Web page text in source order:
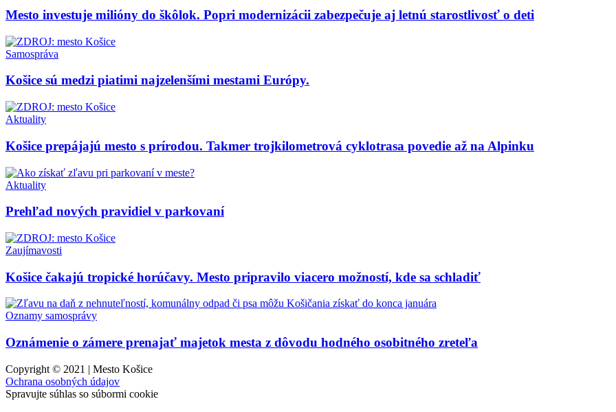
Mesto investuje milióny do škôlok. Popri modernizácii zabezpečuje aj letnú starostlivosť o deti
Samospráva
Košice sú medzi piatimi najzelenšími mestami Európy.
Aktuality
Košice prepájajú mesto s prírodou. Takmer trojkilometrová cyklotrasa povedie až na Alpinku
Aktuality
Prehľad nových pravidiel v parkovaní
Zaujímavosti
Košice čakajú tropické horúčavy. Mesto pripravilo viacero možností, kde sa schladiť
Oznamy samosprávy
Oznámenie o zámere prenajať majetok mesta z dôvodu hodného osobitného zreteľa
Copyright © 2021 | Mesto Košice
Ochrana osobných údajov
Spravujte súhlas so súbormi cookie